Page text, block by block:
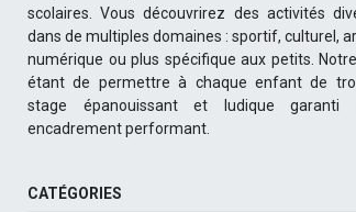
scolaires. Vous découvrirez des activités
dans de multiples domaines : sportif, culturel,
numérique ou plus spécifique aux petits.
étant de permettre à chaque enfant de
stage épanouissant et ludique garanti
encadrement performant.
CATÉGORIES